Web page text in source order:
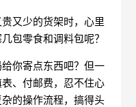
又少的货架时，心里
包零食和调料包呢？
你寄点东西吧？但一
、付邮费，忍不住心
的操作流程，搞得头